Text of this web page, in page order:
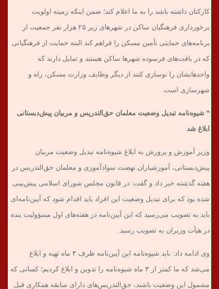
کارکنان داشته باشد را به ما اعلام کند؛ ضمن اینکه زمینه اولویت
برخورداری فرهنگیان ساکن در شهرهای زیر ۲۵ هزار نفر جمعیت از
برنامه‌های حمایتی تأمین مسکن را فراهم کند البته حمایت از فرهنگیانی
که در بافت‌های فرسوده شهرها ساکن هستند و تمایل دارند که
واحدهایشان را نوسازی کنند از دیگر وظایف وزارت مسکن، راه و
شهرسازی است.
* شیوه‌نامه تبدیل وضعیت معلمان حق‌التدریس و مربیان پیش‌دبستانی
ابلاغ شد
وزیر آموزش و پرورش به ابلاغ ‌شیوه‌نامه تبدیل وضعیت مربیان
پیش‌دبستانی، آموزشیاران نهضت سوادآموزی و معلمان حق‌التدریس در
هفته گذشته خبر داد و گفت: در قانون مجلس شورای اسلامی پیش‌بینی
شده بود که برای تبدیل وضعیت این افراد باید اقدام شود که آیین‌نامه‌ای
باید به تصویب می‌رسید که این آیین‌نامه در هفته‌های اول مسؤولیت بنده
در هیأت وزیران به تصویب رسید.
وی ادامه داد: باید شیوه‌نامه این آیین‌نامه ظرف ۳ ماه تهیه و ابلاغ
می‌شد که ما کمتر از ۳ ماه شیوه‌نامه را تدوین و ابلاغ کردیم؛ کسانی که
مشمول این وضعیت باشند، حق‌التدریس‌های دارای سابقه همکاری قبل